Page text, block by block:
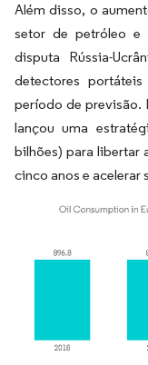
Além disso, o
setor de petróleo e
disputa Rússia-
detectores
período de previsão.
lançou uma
bilhões) para libertar
cinco anos e acelerar